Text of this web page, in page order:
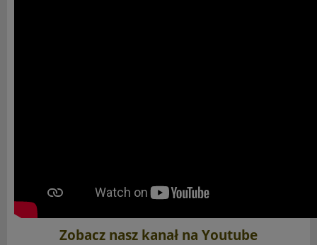
Zobacz nasz kanał na Youtube